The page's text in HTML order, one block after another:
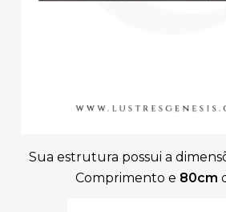
Sua estrutura possui a
Comprimento e 80cm